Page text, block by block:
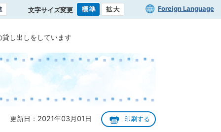
文字サイズ変更 Foreign Language
し出しをしています
更新日：2021年03月01日 印刷する